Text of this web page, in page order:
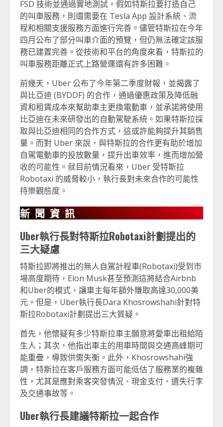
FSD 技術並通過實地測試。假如特斯拉要打造自己
的叫車服務，則還需要在 Tesla App 設計系統、流
程和相關支援服務方面進行完善。儘管特斯拉在今年
四月公布了部分叫車介面的預覽，但仍無法確定該服
務已建置完善。從技術和平台的角度來看，特斯拉的
叫車服務距離正式上路營運還有許多困難。
前幾天，Uber 公布了今年第二季度財報，並揭露了
與比亞迪 (BYDDF) 的合作，通過優惠政策及降低融
資和租賃成本來幫助車主更換電動車，並承諾將使用
比亞迪在未來研發出的自動駕駛系統。如果特斯拉採
取與比亞迪相同的合作方式，這或許能夠提升其銷售
量。而對 Uber 來說，與特斯拉的合作更有助於增加
自駕電動車的投放數量，提升出車效率，進而增加營
收的可能性。就目前情況看來，Uber 受特斯拉
Robotaxi 的威脅較小，執行長對未來合作的可能性
持樂觀態度。
新聞資訊
Uber執行長對特斯拉Robotaxi計劃提出的
三大疑慮
特斯拉即將推出的無人自駕計程車(Robotaxi)受到市
場高度期待，Elon Musk甚至預測這將結合Airbnb
和Uber的模式，讓車主每年額外賺取高達30,000美
元。但是，Uber執行長Dara Khosrowshahi針對特
斯拉Robotaxi計劃提出三大質疑。
首先，他懷疑有多少特斯拉車主願意將愛車出租給陌
生人；其次，他指出車主的用車時間與交通高峰期可
能重疊，導致供需失衡。此外，Khosrowshahi強
調，特斯拉在客戶服務方面可能低估了服務業的複雜
性，尤其是應對乘客突發情況、現金支付、遺失行李
及交通事故等。
Uber執行長建議特斯拉一起合作